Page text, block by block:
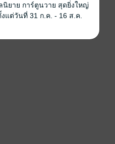
นิยาย การ์ตูนวาย สุดยิ่งใหญ่
แต่วันที่ 31 ก.ค. - 16 ส.ค.